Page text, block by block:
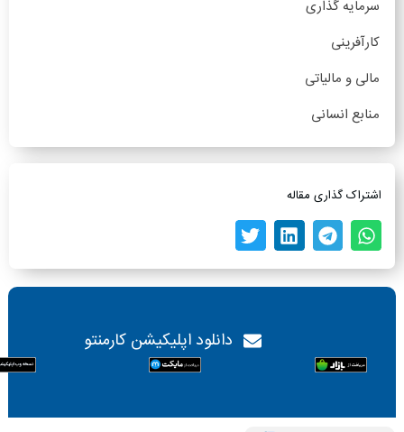
سرمایه گذاری
کارآفرینی
مالی و مالیاتی
منابع انسانی
اشتراک گذاری مقاله
دانلود اپلیکیشن کارمنتو